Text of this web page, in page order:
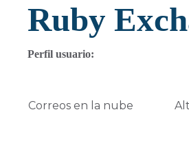
Ruby
Perfil usuario:
Correos en la nube